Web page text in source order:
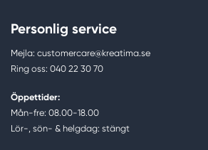
Personlig service
Mejla: customercare@kreatima.se
Ring oss: 040 22 30 70
Öppettider:
Mån-fre: 08.00-18.00
Lör-, sön- & helgdag: stängt